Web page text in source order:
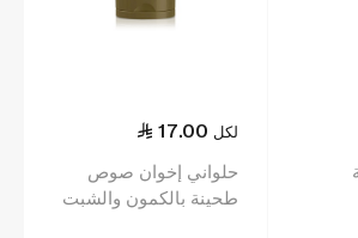
17.00 لكل
حلواني إخوان صوص
طحينة بالكمون والشبت